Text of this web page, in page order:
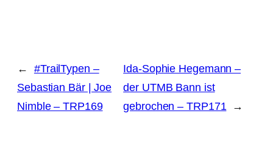
←
#TrailTypen –
Sebastian Bär | Joe
Nimble – TRP169
Ida-Sophie Hegemann –
der UTMB Bann ist
gebrochen – TRP171
→